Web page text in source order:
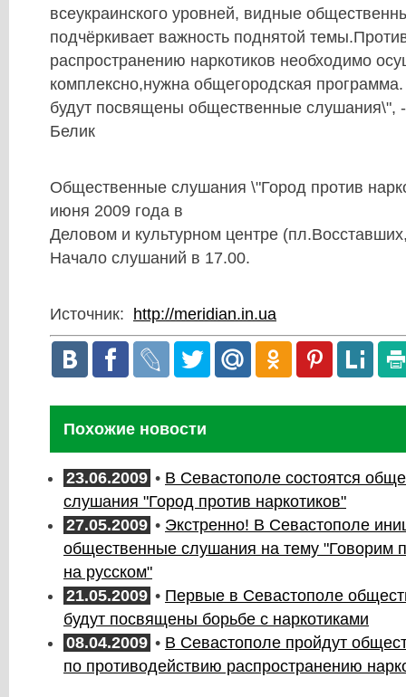
всеукраинского уровней, видные
подчёркивает важность поднятой
распространению наркотиков необходимо
комплексно,нужна общегородская
будут посвящены общественные слушания\", -
Белик
Общественные слушания \"Город против
июня 2009 года в
Деловом и культурном центре
Начало слушаний в 17.00.
Источник: http://meridian.in.ua
Похожие новости
23.06.2009 • В Севастополе состоятся
слушания "Город против наркотиков"
27.05.2009 • Экстренно! В Севастополе
общественные слушания на тему "Говорим
на русском"
21.05.2009 • Первые в Севастополе
будут посвящены борьбе с наркотиками
08.04.2009 • В Севастополе пройдут
по противодействию распространению